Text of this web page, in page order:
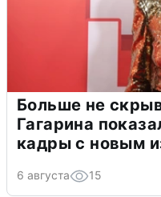
Больше не
Гагарина
кадры с новым
6 августа 15